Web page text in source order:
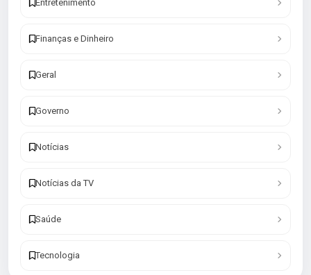
Entretenimento
Finanças e Dinheiro
Geral
Governo
Notícias
Notícias da TV
Saúde
Tecnologia